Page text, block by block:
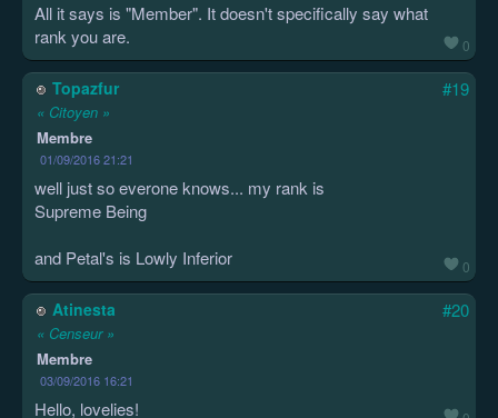
0
All it says is "Member". It doesn't specifically say what
rank you are.
Topazfur
« Citoyen »
Membre
01/09/2016 21:21
#19
0
well just so everone knows... my rank is
Supreme Being
and Petal's is Lowly Inferior
Atinesta
« Censeur »
Membre
03/09/2016 16:21
#20
Hello, lovelies!